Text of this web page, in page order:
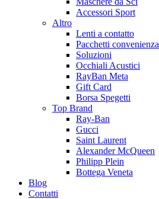
Accessori Sport
Altro
Lenti a contatto
Pacchetti convenienza
Soluzioni
Occhiali Acustici
RayBan Meta
Gift Card
Borsa Spegetti
Top Brand
Ray-Ban
Gucci
Saint Laurent
Alexander McQueen
Philipp Plein
Bottega Veneta
Blog
Contatti